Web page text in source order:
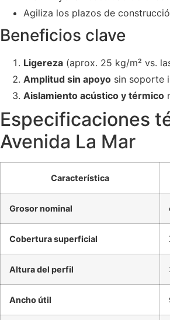
Agiliza los plazos de
Beneficios clave
Ligereza (aprox. 25 kg/m² vs.
Amplitud sin apoyo sin soporte
Aislamiento acústico y térmico
Especificaciones
Avenida La Mar
Característica
Grosor nominal
Cobertura superficial
Altura del perfil
Ancho útil